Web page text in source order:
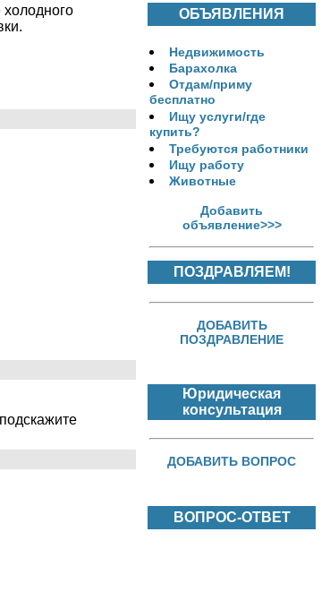
ОБЪЯВЛЕНИЯ
Недвижимость
Барахолка
Отдам/приму
бесплатно
Ищу услуги/где
купить?
Требуются работники
Ищу работу
Животные
Добавить
объявление>>>
ПОЗДРАВЛЯЕМ!
ДОБАВИТЬ
ПОЗДРАВЛЕНИЕ
Юридическая
консультация
ДОБАВИТЬ ВОПРОС
ВОПРОС-ОТВЕТ